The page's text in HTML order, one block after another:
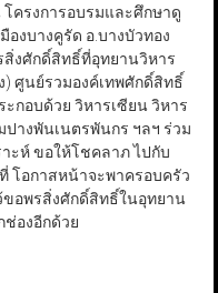
ครงการอบรมและศึกษาดู
งบางคูรัด อ.บางบัวทอง
งศักดิ์สิทธิ์ที่อุทยานวิหาร
ศูนย์รวมองค์เทพศักดิ์สิทธิ์
กอบด้วย วิหารเซียน วิหาร
างพันเนตรพันกร ฯลฯ ร่วม
ะห์ ขอให้โชคลาภ ไปกับ
โอกาสหน้าจะพาครอบครัว
ขอพรสิ่งศักดิ์สิทธิ์ในอุทยาน
องอีกด้วย